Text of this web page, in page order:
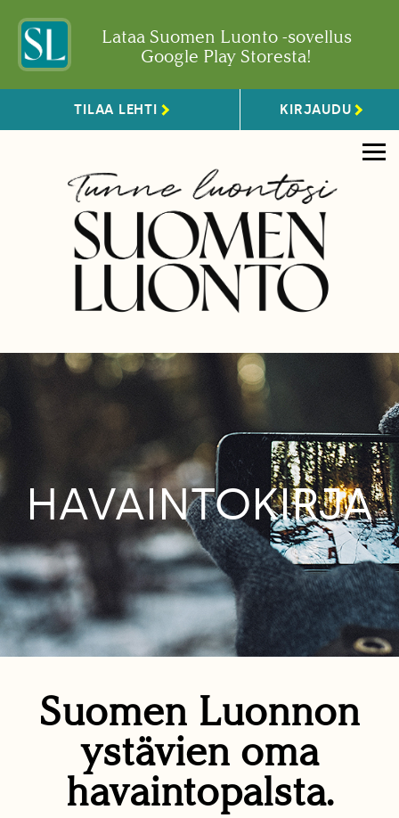
Lataa Suomen Luonto -sovellus
Google Play Storesta!
TILAA LEHTI KIRJAUDU
HAVAINTOKIRJA
Suomen Luonnon
ystävien oma
havaintopalsta.